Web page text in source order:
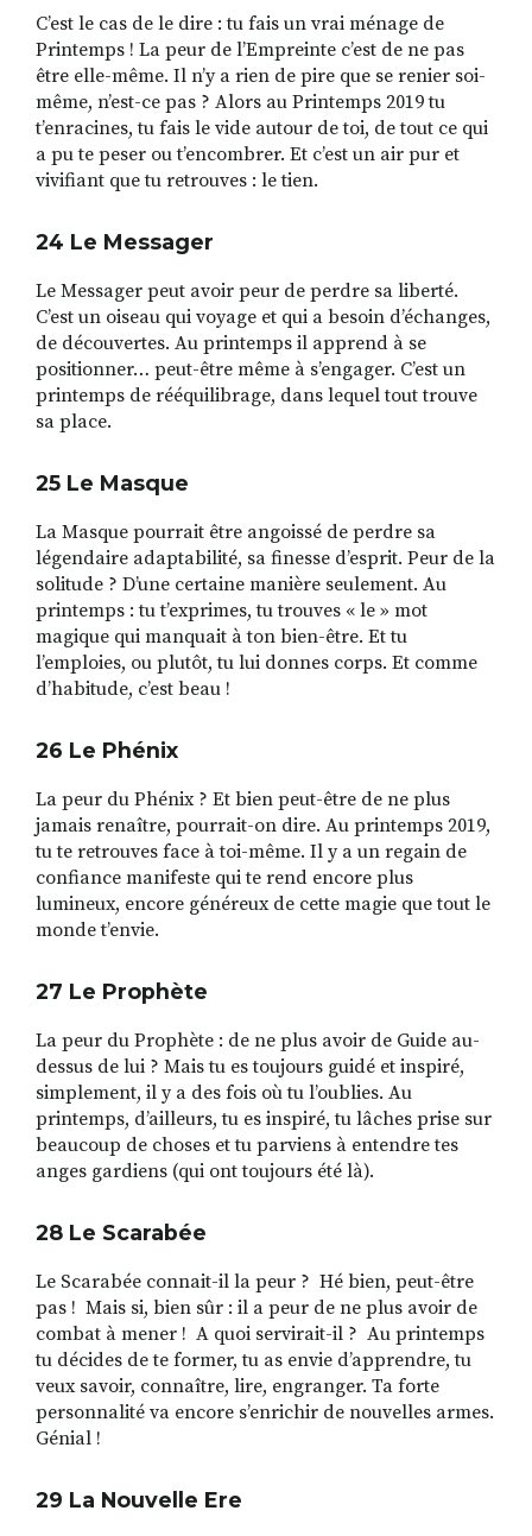
C’est le cas de le dire : tu fais un vrai ménage de
Printemps ! La peur de l’Empreinte c’est de ne pas
être elle-même. Il n’y a rien de pire que se renier soi-
même, n’est-ce pas ? Alors au Printemps 2019 tu
t’enracines, tu fais le vide autour de toi, de tout ce qui
a pu te peser ou t’encombrer. Et c’est un air pur et
vivifiant que tu retrouves : le tien.
24 Le Messager
Le Messager peut avoir peur de perdre sa liberté.
C’est un oiseau qui voyage et qui a besoin d’échanges,
de découvertes. Au printemps il apprend à se
positionner… peut-être même à s’engager. C’est un
printemps de rééquilibrage, dans lequel tout trouve
sa place.
25 Le Masque
La Masque pourrait être angoissé de perdre sa
légendaire adaptabilité, sa finesse d’esprit. Peur de la
solitude ? D’une certaine manière seulement. Au
printemps : tu t’exprimes, tu trouves « le » mot
magique qui manquait à ton bien-être. Et tu
l’emploies, ou plutôt, tu lui donnes corps. Et comme
d’habitude, c’est beau !
26 Le Phénix
La peur du Phénix ? Et bien peut-être de ne plus
jamais renaître, pourrait-on dire. Au printemps 2019,
tu te retrouves face à toi-même. Il y a un regain de
confiance manifeste qui te rend encore plus
lumineux, encore généreux de cette magie que tout le
monde t’envie.
27 Le Prophète
La peur du Prophète : de ne plus avoir de Guide au-
dessus de lui ? Mais tu es toujours guidé et inspiré,
simplement, il y a des fois où tu l’oublies. Au
printemps, d’ailleurs, tu es inspiré, tu lâches prise sur
beaucoup de choses et tu parviens à entendre tes
anges gardiens (qui ont toujours été là).
28 Le Scarabée
Le Scarabée connait-il la peur ? Hé bien, peut-être
pas ! Mais si, bien sûr : il a peur de ne plus avoir de
combat à mener ! A quoi servirait-il ? Au printemps
tu décides de te former, tu as envie d’apprendre, tu
veux savoir, connaître, lire, engranger. Ta forte
personnalité va encore s’enrichir de nouvelles armes.
Génial !
29 La Nouvelle Ere